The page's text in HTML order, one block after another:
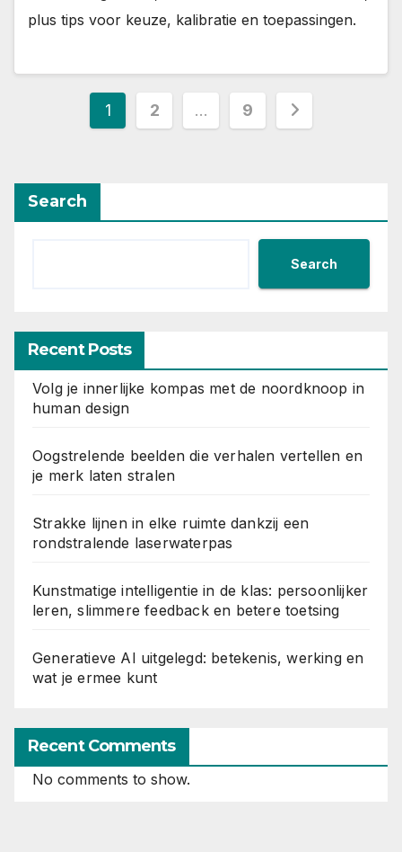
plus tips voor keuze, kalibratie en toepassingen.
Posts
1 2 … 9
Search
Search
Recent Posts
Volg je innerlijke kompas met de noordknoop in
human design
Oogstrelende beelden die verhalen vertellen en
je merk laten stralen
Strakke lijnen in elke ruimte dankzij een
rondstralende laserwaterpas
Kunstmatige intelligentie in de klas: persoonlijker
leren, slimmere feedback en betere toetsing
Generatieve AI uitgelegd: betekenis, werking en
wat je ermee kunt
Recent Comments
No comments to show.